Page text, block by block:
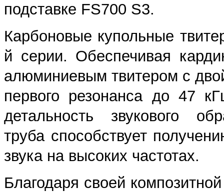
подставке FS700 S3.
Карбоновые купольные
й серии. Обеспечивая
алюминиевым твитером с
первого резонанса до 47
детальность звукового
труба способствует
звука на высоких частотах.
Благодаря своей